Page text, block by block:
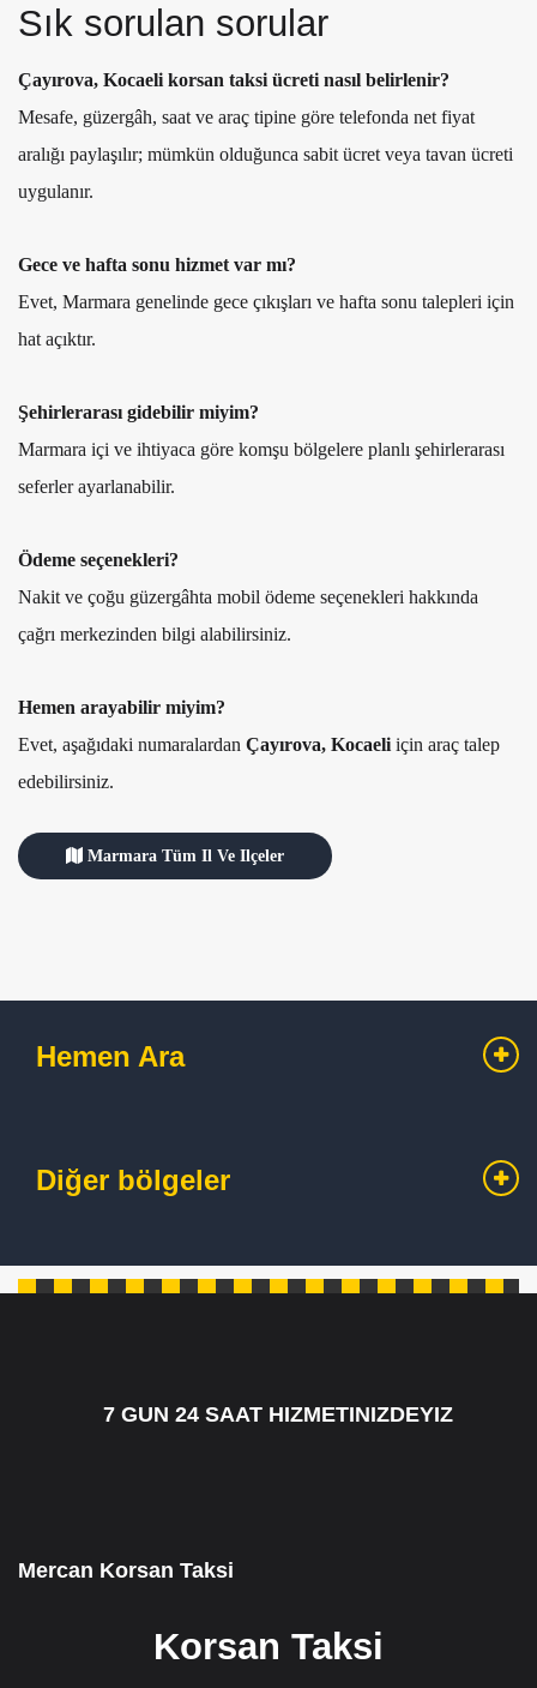
Sık sorulan sorular
Çayırova, Kocaeli korsan taksi ücreti nasıl belirlenir?
Mesafe, güzergâh, saat ve araç tipine göre telefonda net fiyat
aralığı paylaşılır; mümkün olduğunca sabit ücret veya tavan ücreti
uygulanır.
Gece ve hafta sonu hizmet var mı?
Evet, Marmara genelinde gece çıkışları ve hafta sonu talepleri için
hat açıktır.
Şehirlerarası gidebilir miyim?
Marmara içi ve ihtiyaca göre komşu bölgelere planlı şehirlerarası
seferler ayarlanabilir.
Ödeme seçenekleri?
Nakit ve çoğu güzergâhta mobil ödeme seçenekleri hakkında
çağrı merkezinden bilgi alabilirsiniz.
Hemen arayabilir miyim?
Evet, aşağıdaki numaralardan Çayırova, Kocaeli için araç talep
edebilirsiniz.
Marmara Tüm Il Ve Ilçeler
Hemen Ara
Diğer bölgeler
7 GUN 24 SAAT HIZMETINIZDEYIZ
7/24 CAGRI HATTIMIZ 05349795098
Mercan Korsan Taksi
Korsan Taksi